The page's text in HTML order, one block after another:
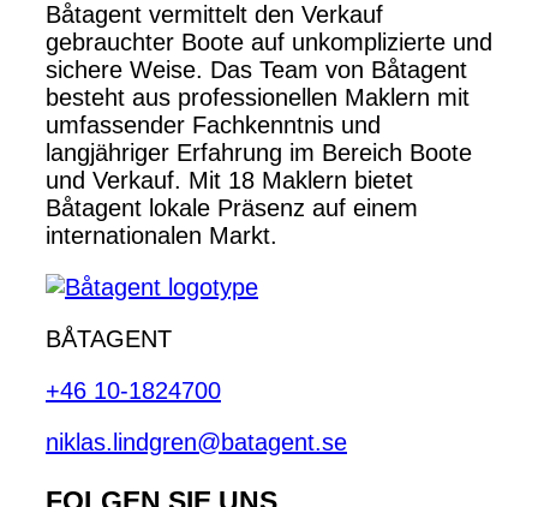
Båtagent vermittelt den Verkauf
gebrauchter Boote auf unkomplizierte und
sichere Weise. Das Team von Båtagent
besteht aus professionellen Maklern mit
umfassender Fachkenntnis und
langjähriger Erfahrung im Bereich Boote
und Verkauf. Mit 18 Maklern bietet
Båtagent lokale Präsenz auf einem
internationalen Markt.
BÅTAGENT
+46 10-1824700
niklas.lindgren@batagent.se